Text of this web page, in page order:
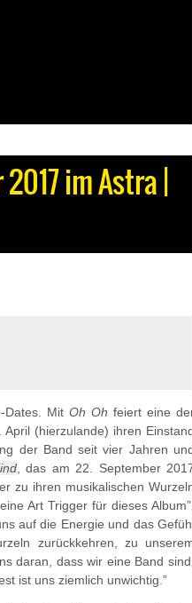
im Astra |
Dates. Mit Oh Oh feiert eine
(hierzulande) ihren
der Band seit vier Jahren
, das am 22. September
zu ihren musikalischen
Art Trigger für dieses
auf die Energie und das
zurückkehren, zu
daran, dass wir eine Band
ist uns ziemlich unwichtig.”